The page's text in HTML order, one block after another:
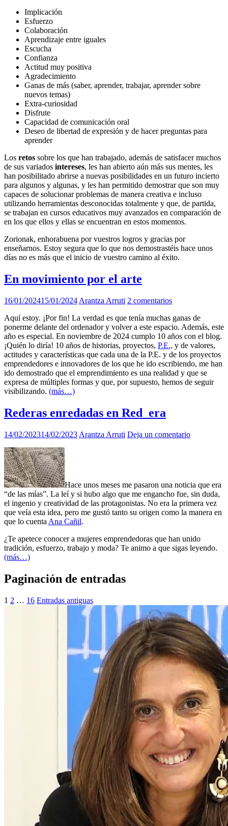
Implicación
Esfuerzo
Colaboración
Aprendizaje entre iguales
Escucha
Confianza
Actitud muy positiva
Agradecimiento
Ganas de más (saber, aprender, trabajar, aprender sobre
nuevos temas)
Extra-curiosidad
Disfrute
Capacidad de comunicación oral
Deseo de libertad de expresión y de hacer preguntas para
aprender
Los retos sobre los que han trabajado, además de satisfacer muchos
de sus variados intereses, les han abierto aún más sus mentes, les
han posibilitado abrirse a nuevas posibilidades en un futuro incierto
para algunos y algunas, y les han permitido demostrar que son muy
capaces de solucionar problemas de manera creativa e incluso
utilizando herramientas desconocidas totalmente y que, de partida,
se trabajan en cursos educativos muy avanzados en comparación de
en los que ellos y ellas se encuentran en estos momentos.
Zorionak, enhorabuena por vuestros logros y gracias por
enseñarnos. Estoy segura que lo que nos demostrastéis hace unos
días no es más que el inicio de vuestro camino al éxito.
En movimiento por el arte
16/01/202415/01/2024 Arantza Arruti 2 comentarios
Aquí estoy. ¡Por fin! La verdad es que tenía muchas ganas de
ponerme delante del ordenador y volver a este espacio. Además, este
año es especial. En noviembre de 2024 cumplo 10 años con el blog.
¡Quién lo diría! 10 años de historias, proyectos, P.E., y de valores,
actitudes y características que cada una de la P.E. y de los proyectos
emprendedores e innovadores de los que he ido escribiendo, me han
ido demostrado que el emprendimiento es una realidad y que se
expresa de múltiples formas y que, por supuesto, hemos de seguir
visibilizando. (más…)
Rederas enredadas en Red_era
14/02/202314/02/2023 Arantza Arruti Deja un comentario
Hace unos meses me pasaron una noticia que era
“de las mías”. La leí y si hubo algo que me engancho fue, sin duda,
el ingenio y creatividad de las protagonistas. No era la primera vez
que veía esta idea, pero me gustó tanto su origen como la manera en
que lo cuenta Ana Cañil.
¿Te apetece conocer a mujeres emprendedoras que han unido
tradición, esfuerzo, trabajo y moda? Te animo a que sigas leyendo.
(más…)
Paginación de entradas
1 2 … 16 Entradas antiguas